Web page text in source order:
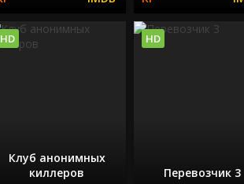
Клуб анонимных
киллеров
HD
Перевозчик 3
HD